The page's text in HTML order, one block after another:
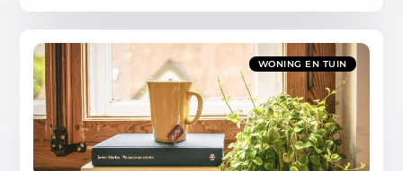
WONING EN TUIN